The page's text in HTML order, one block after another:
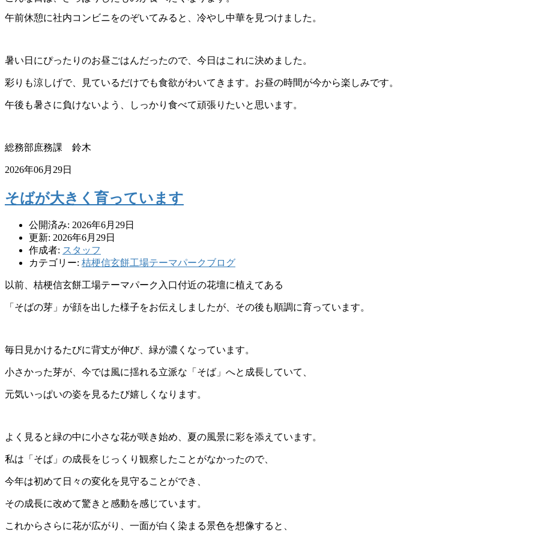
午前休憩に社内コンビニをのぞいてみると、冷やし中華を見つけました。
暑い日にぴったりのお昼ごはんだったので、今日はこれに決めました。
彩りも涼しげで、見ているだけでも食欲がわいてきます。お昼の時間が今から楽しみです。
午後も暑さに負けないよう、しっかり食べて頑張りたいと思います。
総務部庶務課 鈴木
2026年06月29日
そばが大きく育っています
公開済み: 2026年6月29日
更新: 2026年6月29日
作成者: スタッフ
カテゴリー: 桔梗信玄餅工場テーマパークブログ
以前、桔梗信玄餅工場テーマパーク入口付近の花壇に植えてある
「そばの芽」が顔を出した様子をお伝えしましたが、その後も順調に育っています。
毎日見かけるたびに背丈が伸び、緑が濃くなっています。
小さかった芽が、今では風に揺れる立派な「そば」へと成長していて、
元気いっぱいの姿を見るたび嬉しくなります。
よく見ると緑の中に小さな花が咲き始め、夏の風景に彩を添えています。
私は「そば」の成長をじっくり観察したことがなかったので、
今年は初めて日々の変化を見守ることができ、
その成長に改めて驚きと感動を感じています。
これからさらに花が広がり、一面が白く染まる景色を想像すると、